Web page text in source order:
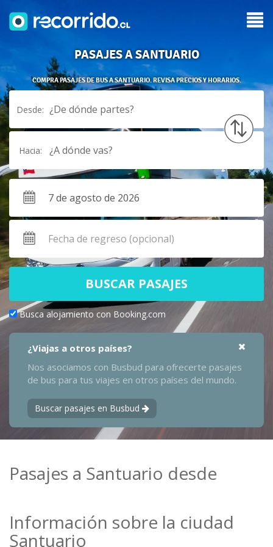
PASAJES A SANTUARIO
COMPRA PASAJES DE BUS A SANTUARIO. REVISA PRECIOS Y HORARIOS.
Desde: ¿De dónde partes?
Hacia: ¿A dónde vas?
BUSCAR PASAJES
Busca alojamiento con Booking.com
¿Viajas a otros países?
Nos asociamos con Busbud para ofrecerte pasajes
de bus para tus viajes en otros países del mundo.
Buscar pasajes en Busbud
Pasajes a Santuario desde
Información sobre la ciudad
Santuario